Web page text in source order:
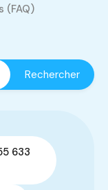
(FAQ)
633